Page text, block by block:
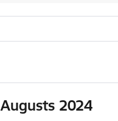
Augusts 2024